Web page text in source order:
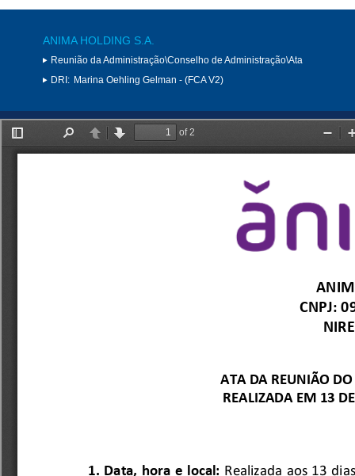
ANIMA HOLDING S.A.
Reunião da Administração\Conselho de Administração\Ata
DRI: Marina Oehling Gelman - (FCA V2)